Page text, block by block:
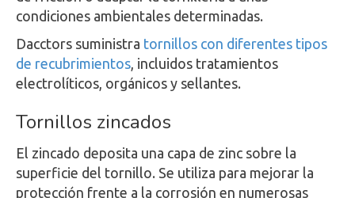
condiciones ambientales determinadas.
Dacctors suministra tornillos con diferentes tipos
de recubrimientos , incluidos tratamientos
electrolíticos, orgánicos y sellantes.
Tornillos zincados
El zincado deposita una capa de zinc sobre la
superficie del tornillo. Se utiliza para mejorar la
protección frente a la corrosión en numerosas